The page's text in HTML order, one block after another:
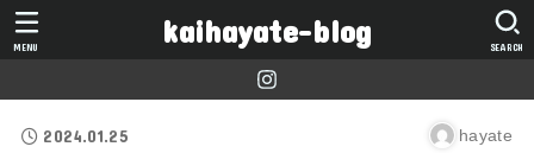
kaihayate-blog SEARCH
MENU
2024.01.25 hayate